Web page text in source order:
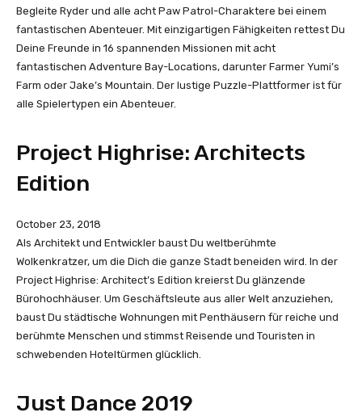
Begleite Ryder und alle acht Paw Patrol-Charaktere bei einem
fantastischen Abenteuer. Mit einzigartigen Fähigkeiten rettest Du
Deine Freunde in 16 spannenden Missionen mit acht
fantastischen Adventure Bay-Locations, darunter Farmer Yumi’s
Farm oder Jake’s Mountain. Der lustige Puzzle-Plattformer ist für
alle Spielertypen ein Abenteuer.
Project Highrise: Architects
Edition
October 23, 2018
Als Architekt und Entwickler baust Du weltberühmte
Wolkenkratzer, um die Dich die ganze Stadt beneiden wird. In der
Project Highrise: Architect’s Edition kreierst Du glänzende
Bürohochhäuser. Um Geschäftsleute aus aller Welt anzuziehen,
baust Du städtische Wohnungen mit Penthäusern für reiche und
berühmte Menschen und stimmst Reisende und Touristen in
schwebenden Hoteltürmen glücklich.
Just Dance 2019